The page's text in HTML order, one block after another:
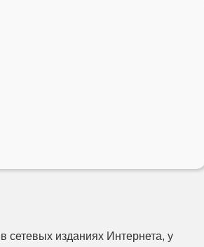
сетевых изданиях Интернета, у